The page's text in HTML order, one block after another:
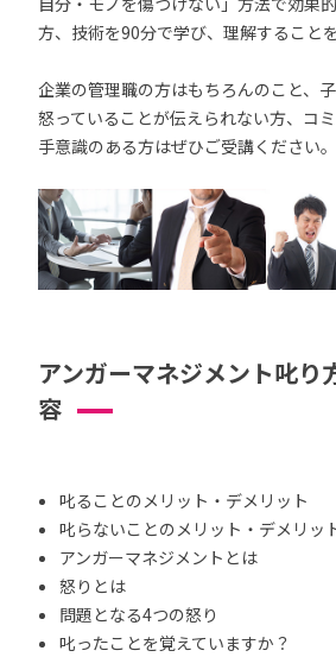
方、技術を90分で学び、理解すること
企業の管理職の方はもちろんのこと、
怒っていることが伝えられない方、コ
手意識のある方はぜひご受講ください。
アンガーマネジメント叱り
容
叱ることのメリット・デメリット
叱らないことのメリット・デメリッ
アンガーマネジメントとは
怒りとは
問題となる4つの怒り
叱ったことを覚えていますか？